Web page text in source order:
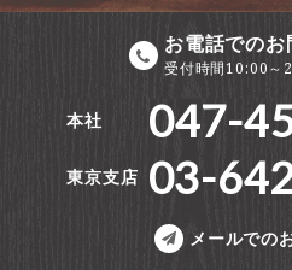
お電話での
受付時間10:00～
本社 047-
東京支店 03-
メールでの